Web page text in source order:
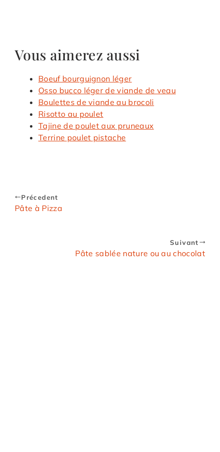
Vous aimerez aussi
Boeuf bourguignon léger
Osso bucco léger de viande de veau
Boulettes de viande au brocoli
Risotto au poulet
Tajine de poulet aux pruneaux
Terrine poulet pistache
Précedent
Pâte à Pizza
Suivant
Pâte sablée nature ou au chocolat